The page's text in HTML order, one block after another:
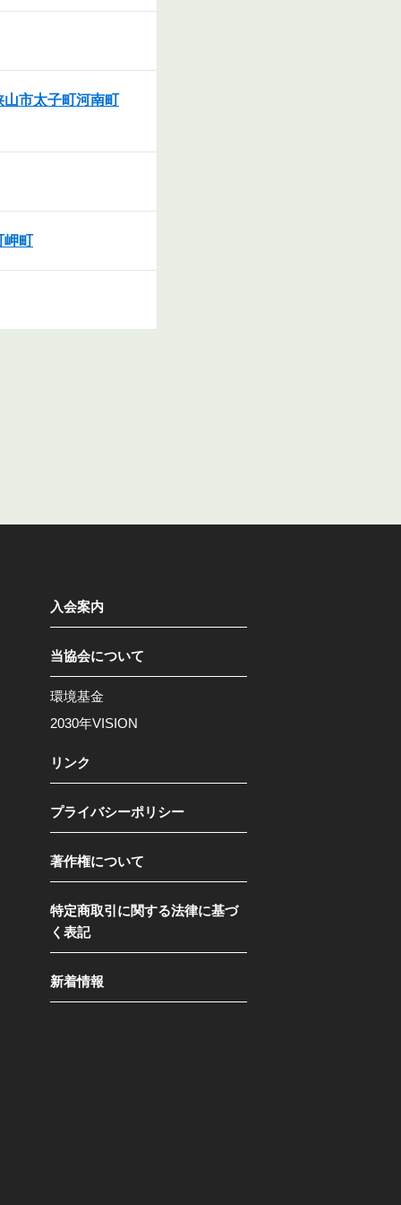
山市太子町河南町
岬町
入会案内
当協会について
環境基金
2030年VISION
リンク
プライバシーポリシー
著作権について
特定商取引に関する法律に基づ
く表記
新着情報